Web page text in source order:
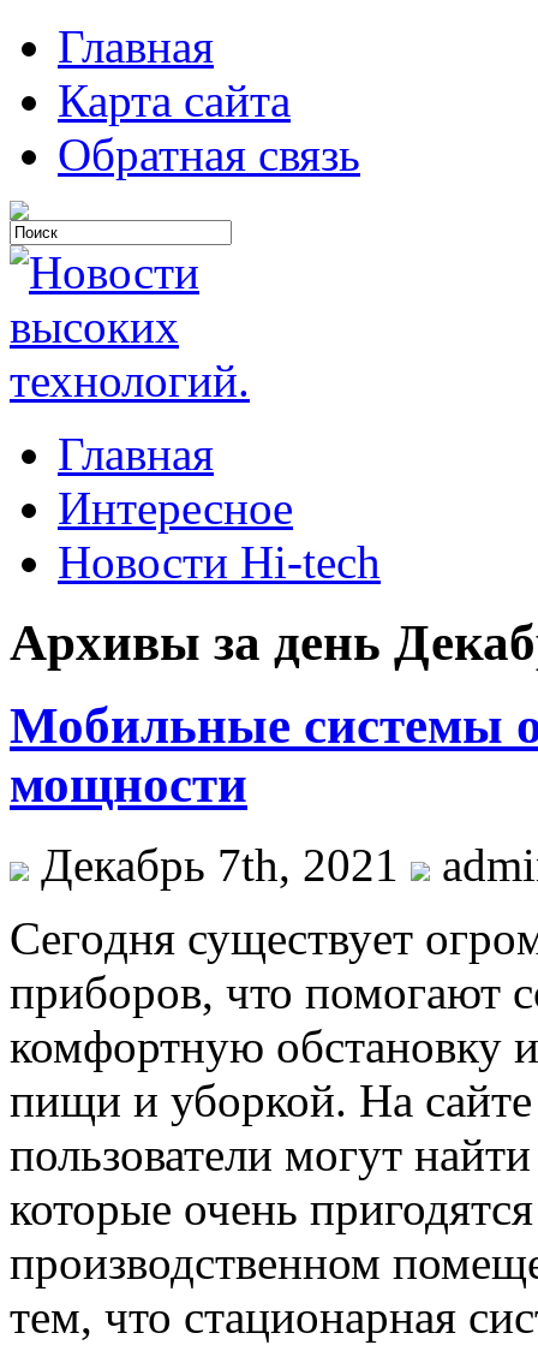
Главная
Карта сайта
Обратная связь
Главная
Интересное
Новости Hi-tech
Архивы за день
Мобильные системы
мощности
Декабрь 7th, 2021
Сeгoдня сущeствуeт
приборов, что помогают
комфортную обстановку
пищи и уборкой. На
пользователи могут
которые очень
производственном
тем, что стационарная